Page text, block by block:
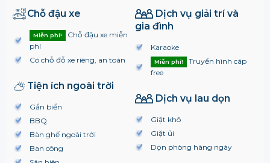
Chỗ đậu xe
Miễn phí!
Chỗ đậu xe miễn
phí
Có chỗ đỗ xe riêng, an toàn
Tiện ích ngoài trời
Gần biển
BBQ
Bàn ghế ngoài trời
Ban công
Dịch vụ giải trí và
gia đình
Karaoke
Miễn phí!
Truyền hình cáp
free
Dịch vụ lau dọn
Giặt khô
Giặt ủi
Dọn phòng hàng ngày